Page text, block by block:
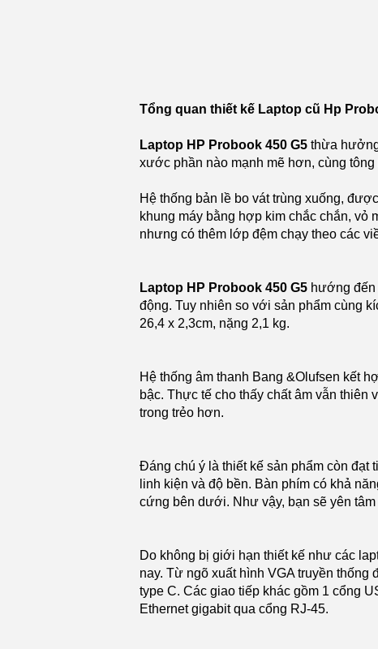
Tổng quan thiết kế Laptop cũ Hp
Laptop HP Probook 450 G5 thừa
xước phần nào mạnh mẽ hơn, cùng
Hệ thống bản lề bo vát trùng xuống,
khung máy bằng hợp kim chắc chắn, vỏ
nhưng có thêm lớp đệm chạy theo các
Laptop HP Probook 450 G5 hướng đến
động. Tuy nhiên so với sản phẩm cùng
26,4 x 2,3cm, nặng 2,1 kg.
Hệ thống âm thanh Bang &Olufsen kết
bậc. Thực tế cho thấy chất âm vẫn thiên
trong trẻo hơn.
Đáng chú ý là thiết kế sản phẩm còn đạt
linh kiện và độ bền. Bàn phím có khả
cứng bên dưới. Như vậy, bạn sẽ yên
Do không bị giới hạn thiết kế như các
nay. Từ ngõ xuất hình VGA truyền
type C. Các giao tiếp khác gồm 1 cổng
Ethernet gigabit qua cổng RJ-45.